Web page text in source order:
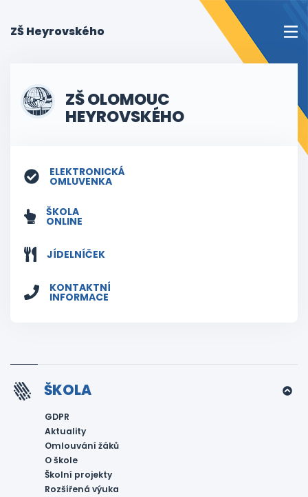
ZŠ Heyrovského
ZŠ OLOMOUC
HEYROVSKÉHO
ELEKTRONICKÁ
OMLUVENKA
ŠKOLA
ONLINE
JÍDELNÍČEK
KONTAKTNÍ
INFORMACE
ŠKOLA
GDPR
Aktuality
Omlouvání žáků
O škole
Školní projekty
Rozšířená výuka